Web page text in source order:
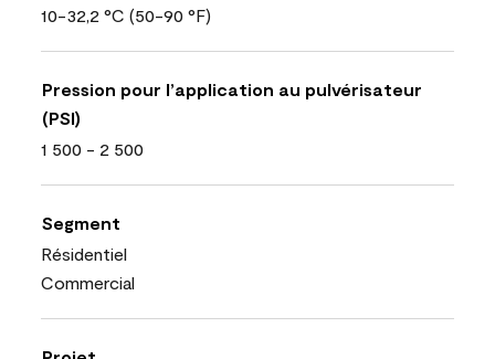
10-32,2 °C (50-90 °F)
Pression pour l’application au pulvérisateur
(PSI)
1 500 - 2 500
Segment
Résidentiel
Commercial